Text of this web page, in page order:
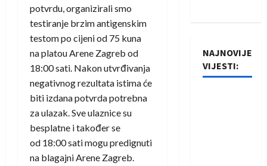
potvrdu, organizirali smo
testiranje brzim antigenskim
testom po cijeni od 75 kuna
na platou Arene Zagreb od
18:00 sati. Nakon utvrđivanja
negativnog rezultata istima će
biti izdana potvrda potrebna
za ulazak. Sve ulaznice su
besplatne i također se
od 18:00 sati mogu predignuti
na blagajni Arene Zagreb.
NAJNOVIJE
VIJESTI: